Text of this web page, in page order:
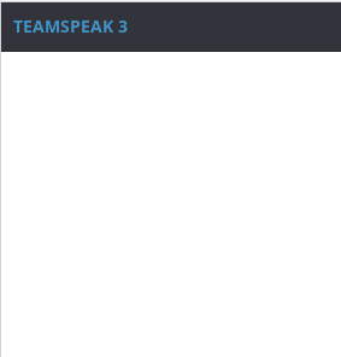
TEAMSPEAK 3